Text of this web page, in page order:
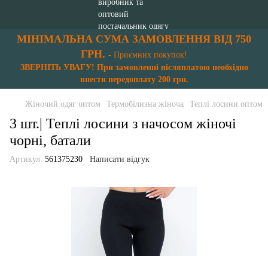
МІНІМАЛЬНА СУМА ЗАМОВЛЕННЯ ВІД 750
ГРН. - Приємних покупок!
ЗВЕРНІТЬ УВАГУ! При замовленні післяплатою необхідно
внести передоплату 200 грн.
Жіночий одяг оптом Термобілизна жіноча Теплі лосини оптом
3 шт.| Теплі лосини з начосом жіночі
чорні, батали
Артикул: 561375230 Написати відгук